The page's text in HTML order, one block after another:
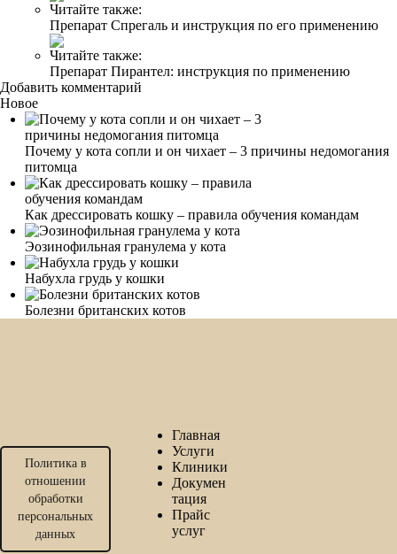
Читайте также:
Препарат Спрегаль и инструкция по его применению
Читайте также:
Препарат Пирантел: инструкция по применению
Добавить комментарий
Новое
Почему у кота сопли и он чихает – 3 причины недомогания
питомца
Как дрессировать кошку – правила обучения командам
Эозинофильная гранулема у кота
Набухла грудь у кошки
Болезни британских котов
Политика в
отношении
обработки
персональных
данных
Главная
Услуги
Клиники
Докумен
тация
Прайс
услуг